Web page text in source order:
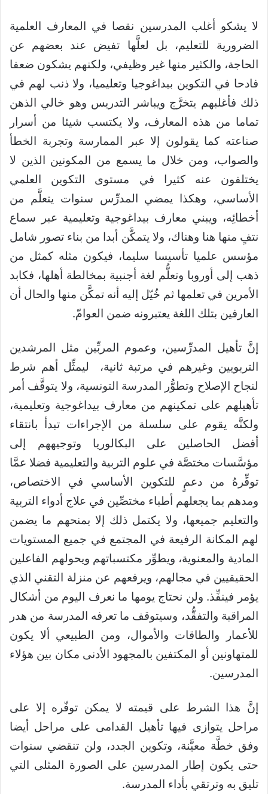
لا يشكو أغلب المدرسين نقصا في المعارف العلمية
الضرورية للتعليم، بل لعلَّها تفيض عند بعضهم عن
الحاجة، والكثير منها غير وظيفي، ولكنهم يشكون ضعفا
فادحا في التكوين بيداغوجيا وتعليميا، ولا ذنب لهم في
ذلك فأغلبهم يتخرَّج ويباشر التدريس وهو خالي الذهن
تماما من هذه المعارف، ولا يكتسب شيئا من أسرار
صناعته كما يقولون إلا عبر الممارسة وتجربة الخطأ
والصواب، ومن خلال ما يسمع من المكونين الذين لا
يختلفون عنه كثيرا في مستوى التكوين العلمي
الأساسي، وهكذا يمضي المدرِّس سنوات يتعلَّم من
أخطائِه، ويبني معارف بيداغوجية وتعليمية عبر سماع
نتفٍ منها هنا وهناك، ولا يتمكَّن أبدا من بناء تصور شامل
مؤسس علميا تأسيسا سليما، فيكون مثله كمثل من
ذهب إلى أوروبا وتعلُّم لغة أجنبية بمخالطة أهلها، فكابد
الأمرين في تعلمها ثم خُيّل إليه أنه تمكَّن منها والحال أن
العارفين بتلك اللغة يعتبرونه ضمن العوامّ.
إنَّ تأهيل المدرِّسين، وعموم المربِّين مثل المرشدين
التربويين وغيرهم في مرتبة ثانية، ليمثِّل أهم شرط
لنجاح الإصلاح وتطوُّر المدرسة التونسية، ولا يتوقَّف أمر
تأهيلهم على تمكينهم من معارف بيداغوجية وتعليمية،
ولكنَّه يقوم على سلسلة من الإجراءات تبدأ بانتقاء
أفضل الحاصلين على البكالوريا وتوجيههم إلى
مؤسَّسات مختصَّة في علوم التربية والتعليمية فضلا عمَّا
توفِّرهُ من دعمٍ للتكوين الأساسي في الاختصاص،
ومدهم بما يجعلهم أطباء مختصِّين في علاج أدواء التربية
والتعليم جميعها، ولا يكتمل ذلك إلا بمنحهم ما يضمن
لهم المكانة الرفيعة في المجتمع في جميع المستويات
المادية والمعنوية، ويطوِّر مكتسباتهم ويحولهم الفاعلين
الحقيقيين في مجالهم، ويرفعهم عن منزلة التقني الذي
يؤمر فينفِّذ. ولن نحتاج يومها ما نعرف اليوم من أشكال
المراقبة والتفقُّد، وسيتوقف ما تعرفه المدرسة من هدر
للأعمار والطاقات والأموال، ومن الطبيعي ألا يكون
للمتهاونين أو المكتفين بالمجهود الأدنى مكان بين هؤلاء
المدرسين.
إنَّ هذا الشرط على قيمته لا يمكن توفّره إلا على
مراحل يتوازى فيها تأهيل القدامى على مراحل أيضا
وفق خطَّة معيَّنة، وتكوين الجدد، ولن تنقضي سنوات
حتى يكون إطار المدرسين على الصورة المثلى التي
تليق به وترتقي بأداء المدرسة.